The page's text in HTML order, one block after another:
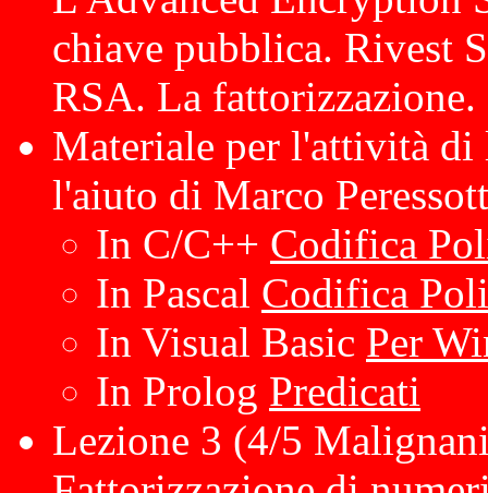
chiave pubblica. Rivest
RSA. La fattorizzazione.
Materiale per l'attività di
l'aiuto di Marco
In C/C++ Codifica
In Pascal Codifica
In Visual Basic Per
In Prolog Predicati
Lezione 3 (4/5